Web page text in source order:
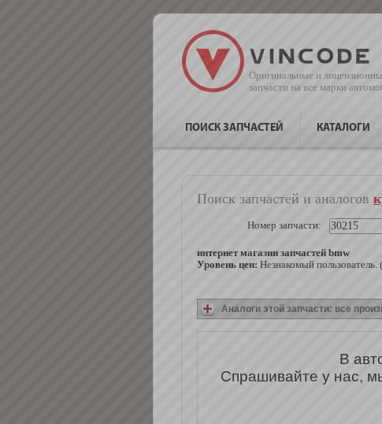
Оригинальные и
запчасти на все марки
ПОИСК ЗАПЧАСТЕЙ КАТАЛОГИ
Поиск запчастей и аналогов
Номер запчасти:
интернет магазин запчастей bmw
Уровень цен: Незнакомый
Аналоги этой запчасти: все
В
Спрашивайте у нас,